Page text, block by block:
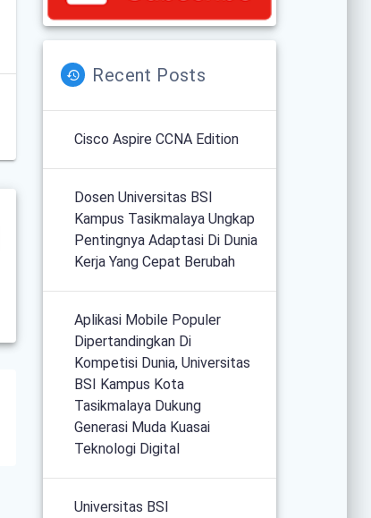
Recent Posts
Cisco Aspire CCNA Edition
Dosen Universitas BSI
Kampus Tasikmalaya Ungkap
Pentingnya Adaptasi Di Dunia
Kerja Yang Cepat Berubah
Aplikasi Mobile Populer
Dipertandingkan Di
Kompetisi Dunia, Universitas
BSI Kampus Kota
Tasikmalaya Dukung
Generasi Muda Kuasai
Teknologi Digital
Universitas BSI